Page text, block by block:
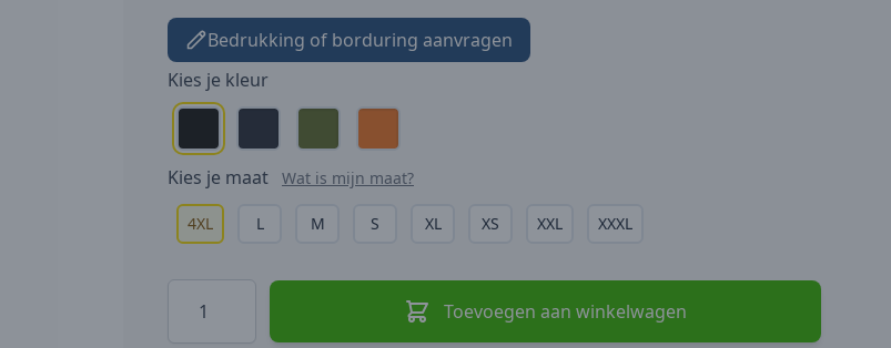
Bedrukking of borduring aanvragen
Kies je kleur
Kies je maat Wat is mijn maat?
4XL L M S XL XS XXL XXXL
Hoeveelheid
Toevoegen aan winkelwagen